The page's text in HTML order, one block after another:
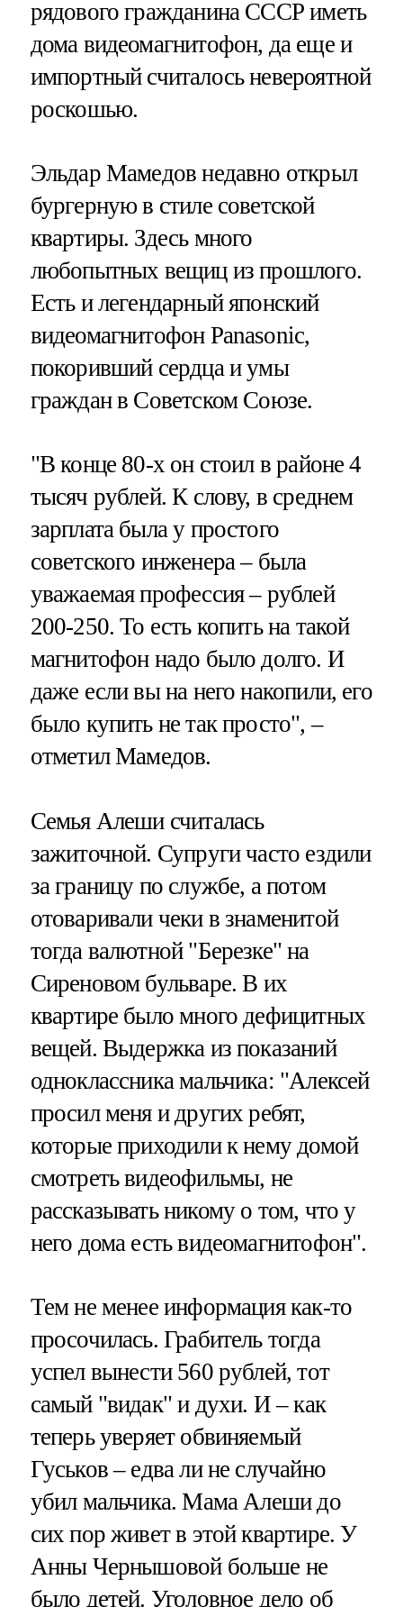
рядового гражданина СССР иметь
дома видеомагнитофон, да еще и
импортный считалось невероятной
роскошью.
Эльдар Мамедов недавно открыл
бургерную в стиле советской
квартиры. Здесь много
любопытных вещиц из прошлого.
Есть и легендарный японский
видеомагнитофон Panasonic,
покоривший сердца и умы
граждан в Советском Союзе.
"В конце 80-х он стоил в районе 4
тысяч рублей. К слову, в среднем
зарплата была у простого
советского инженера – была
уважаемая профессия – рублей
200-250. То есть копить на такой
магнитофон надо было долго. И
даже если вы на него накопили, его
было купить не так просто", –
отметил Мамедов.
Семья Алеши считалась
зажиточной. Супруги часто ездили
за границу по службе, а потом
отоваривали чеки в знаменитой
тогда валютной "Березке" на
Сиреновом бульваре. В их
квартире было много дефицитных
вещей. Выдержка из показаний
одноклассника мальчика: "Алексей
просил меня и других ребят,
которые приходили к нему домой
смотреть видеофильмы, не
рассказывать никому о том, что у
него дома есть видеомагнитофон".
Тем не менее информация как-то
просочилась. Грабитель тогда
успел вынести 560 рублей, тот
самый "видак" и духи. И – как
теперь уверяет обвиняемый
Гуськов – едва ли не случайно
убил мальчика. Мама Алеши до
сих пор живет в этой квартире. У
Анны Чернышовой больше не
было детей. Уголовное дело об